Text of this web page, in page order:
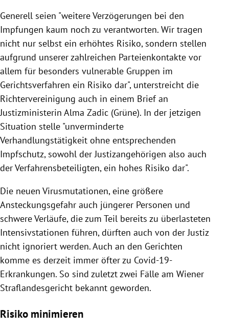
Generell seien "weitere Verzögerungen bei den
Impfungen kaum noch zu verantworten. Wir tragen
nicht nur selbst ein erhöhtes Risiko, sondern stellen
aufgrund unserer zahlreichen Parteienkontakte vor
allem für besonders vulnerable Gruppen im
Gerichtsverfahren ein Risiko dar", unterstreicht die
Richtervereinigung auch in einem Brief an
Justizministerin Alma Zadic (Grüne). In der jetzigen
Situation stelle "unverminderte
Verhandlungstätigkeit ohne entsprechenden
Impfschutz, sowohl der Justizangehörigen also auch
der Verfahrensbeteiligten, ein hohes Risiko dar".
Die neuen Virusmutationen, eine größere
Ansteckungsgefahr auch jüngerer Personen und
schwere Verläufe, die zum Teil bereits zu überlasteten
Intensivstationen führen, dürften auch von der Justiz
nicht ignoriert werden. Auch an den Gerichten
komme es derzeit immer öfter zu Covid-19-
Erkrankungen. So sind zuletzt zwei Fälle am Wiener
Straflandesgericht bekannt geworden.
Risiko minimieren